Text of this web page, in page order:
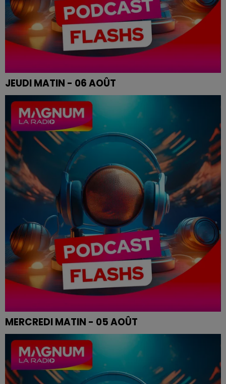
JEUDI MATIN - 06 AOÛT
Les infos de ce jeudi matin.
MERCREDI MATIN - 05 AOÛT
Les infos de ce mercredi matin.